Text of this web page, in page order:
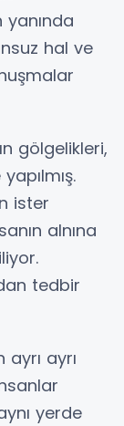
hal ve
gölgelikleri,
ister
alnına
tedbir
ayrı
yerde